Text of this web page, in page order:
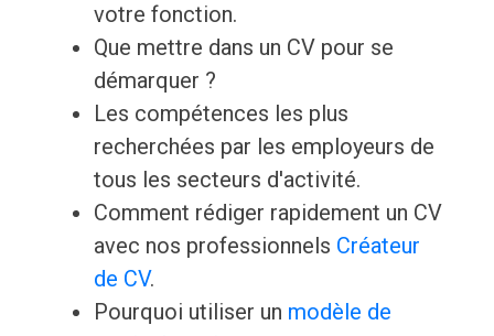
votre fonction.
Que mettre dans un CV pour se
démarquer ?
Les compétences les plus
recherchées par les employeurs de
tous les secteurs d'activité.
Comment rédiger rapidement un CV
avec nos professionnels Créateur
de CV.
Pourquoi utiliser un modèle de